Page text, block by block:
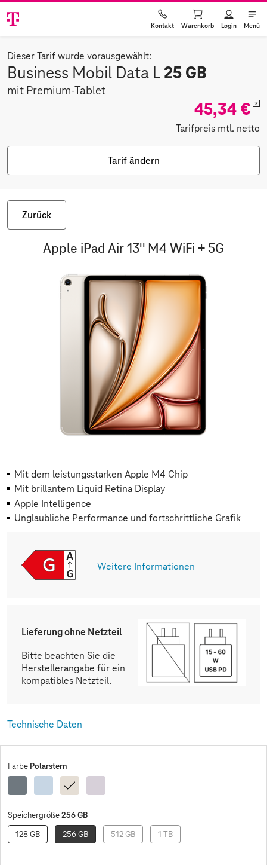
Kontakt Warenkorb Login Menü
Dieser Tarif wurde vorausgewählt:
Business Mobil Data L 25 GB
mit Premium-Tablet
45,34 € *
Tarifpreis mtl. netto
Tarif ändern
Zurück
Apple iPad Air 13'' M4 WiFi + 5G
Mit dem leistungsstarken Apple M4 Chip
Mit brillantem Liquid Retina Display
Apple Intelligence
Unglaubliche Performance und fortschrittliche Grafik
Weitere Informationen
Lieferung ohne Netzteil
Bitte beachten Sie die
Herstellerangabe für ein
kompatibles Netzteil.
Technische Daten
Farbe Polarstern
Space
Grau
Speichergröße 256 GB
128 GB 256 GB 512 GB 1 TB